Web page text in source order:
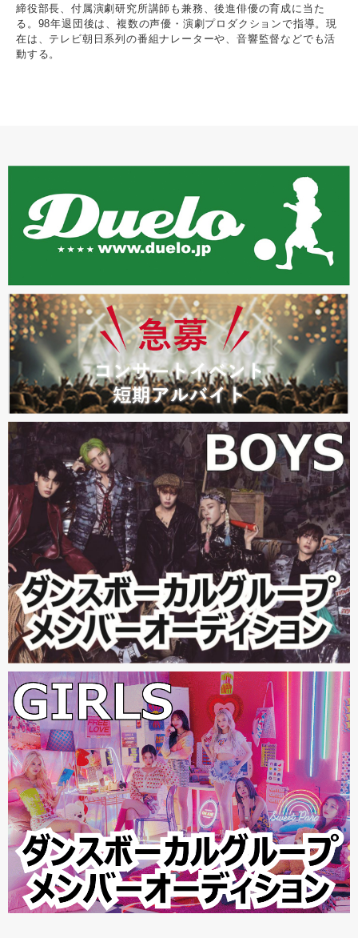
締役部長、付属演劇研究所講師も兼務、後進俳優の育成に当た
る。98年退団後は、複数の声優・演劇プロダクションで指導。現
在は、テレビ朝日系列の番組ナレーターや、音響監督などでも活
動する。